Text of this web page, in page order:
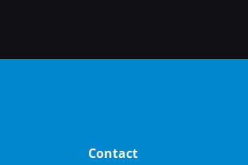
Contact